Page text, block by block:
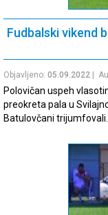
Fudbalski vikend
Objavljeno: 05.09.2022 |
Polovičan uspeh
preokreta pala u
Batulovčani